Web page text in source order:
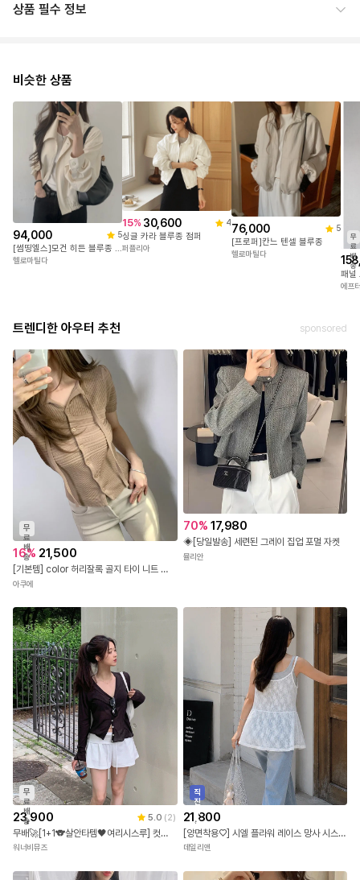
상품 필수 정보
비슷한 상품
94,000 5
[썸띵엘스]모건 히든 블루종 점퍼
헬로마틸다
15% 30,600 4
싱글 카라 블루종 점퍼
퍼플리아
76,000 5
[프로퍼]칸느 텐셀 블루종
헬로마틸다
무
료
배
송
패널
에프
트렌디한 아우터 추천 sponsored
무
료
배
송
16% 21,500
[기본템] color 허리잘록 골지 타이 니트 반팔가디건
아쿠에
70% 17,980
◈[당일발송] 세련된 그레이 집업 포멀 자켓
뮬리안
무
료
배
송
23,900 5.0 (2)
무배🚀[1+1🐨살안타템🖤여리시스루] 컷팅 시스루 썸머 가디건 브이넥 여름 얇은 긴팔 자개 단추 오버핏 아우터 커버업 데일리룩 바캉스룩 휴양지룩 휴가룩 7COL
워너비뮤즈
직
진
배
송
21,800
[양면착용♡] 시엘 플라워 레이스 망사 시스루 레이어드 이너 리본 끈 나시 민소매 뷔스티에 조끼
데일리앤